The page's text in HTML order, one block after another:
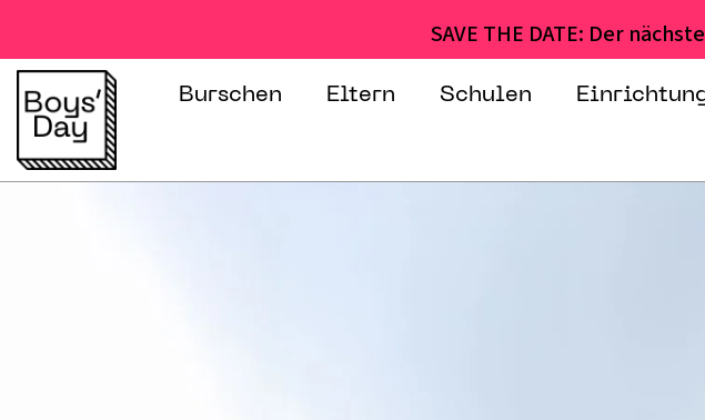
SAVE THE DATE: Der
Burschen Eltern Schulen